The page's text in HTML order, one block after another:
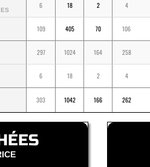
6 18 2 4
109 405 70 106
297 1024 164 258
6 18 2 4
303 1042 166 262